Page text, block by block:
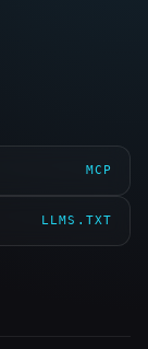
MCP
LLMS.TXT